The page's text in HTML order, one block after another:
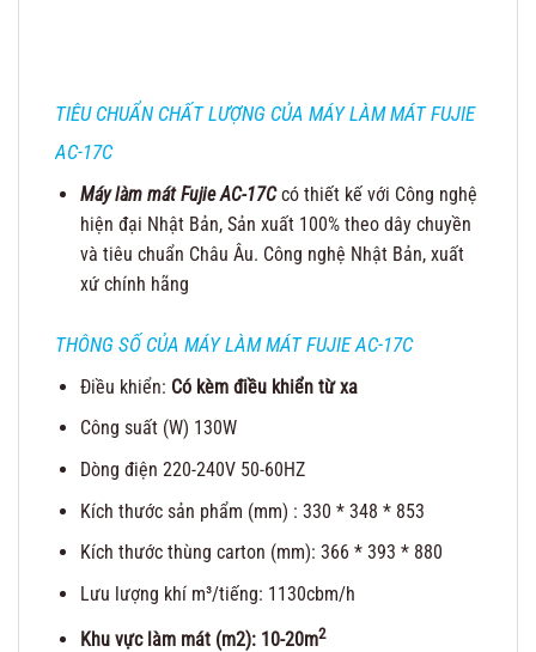
TIÊU CHUẨN CHẤT LƯỢNG CỦA MÁY LÀM MÁT FUJIE
AC-17C
Máy làm mát Fujie AC-17Ccó thiết kế với Công nghệ
hiện đại Nhật Bản, Sản xuất 100% theo dây chuyền
và tiêu chuẩn Châu Âu. Công nghệ Nhật Bản, xuất
xứ chính hãng
THÔNG SỐ CỦA MÁY LÀM MÁT FUJIE AC-17C
Điều khiển: Có kèm điều khiển từ xa
Công suất (W) 130W
Dòng điện 220-240V 50-60HZ
Kích thước sản phẩm (mm) : 330 * 348 * 853
Kích thước thùng carton (mm): 366 * 393 * 880
Lưu lượng khí m³/tiếng: 1130cbm/h
Khu vực làm mát (m2): 10-20m2